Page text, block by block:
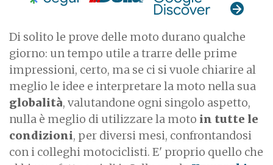
Di solito le prove delle moto durano qualche
giorno: un tempo utile a trarre delle prime
impressioni, certo, ma se ci si vuole chiarire al
meglio le idee e interpretare la moto nella sua
globalità, valutandone ogni singolo aspetto,
nulla è meglio di utilizzare la moto in tutte le
condizioni, per diversi mesi, confrontandosi
con i colleghi motociclisti. E' proprio quello che